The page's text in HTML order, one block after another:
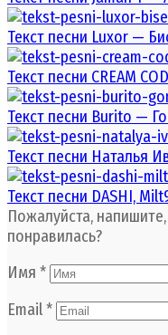
Текст песни Luxor —
Текст песни CREAM
Текст песни Burito —
Текст песни Наталья
Текст песни DASHI,
Пожалуйста,
понравилась?
Имя *
Email*